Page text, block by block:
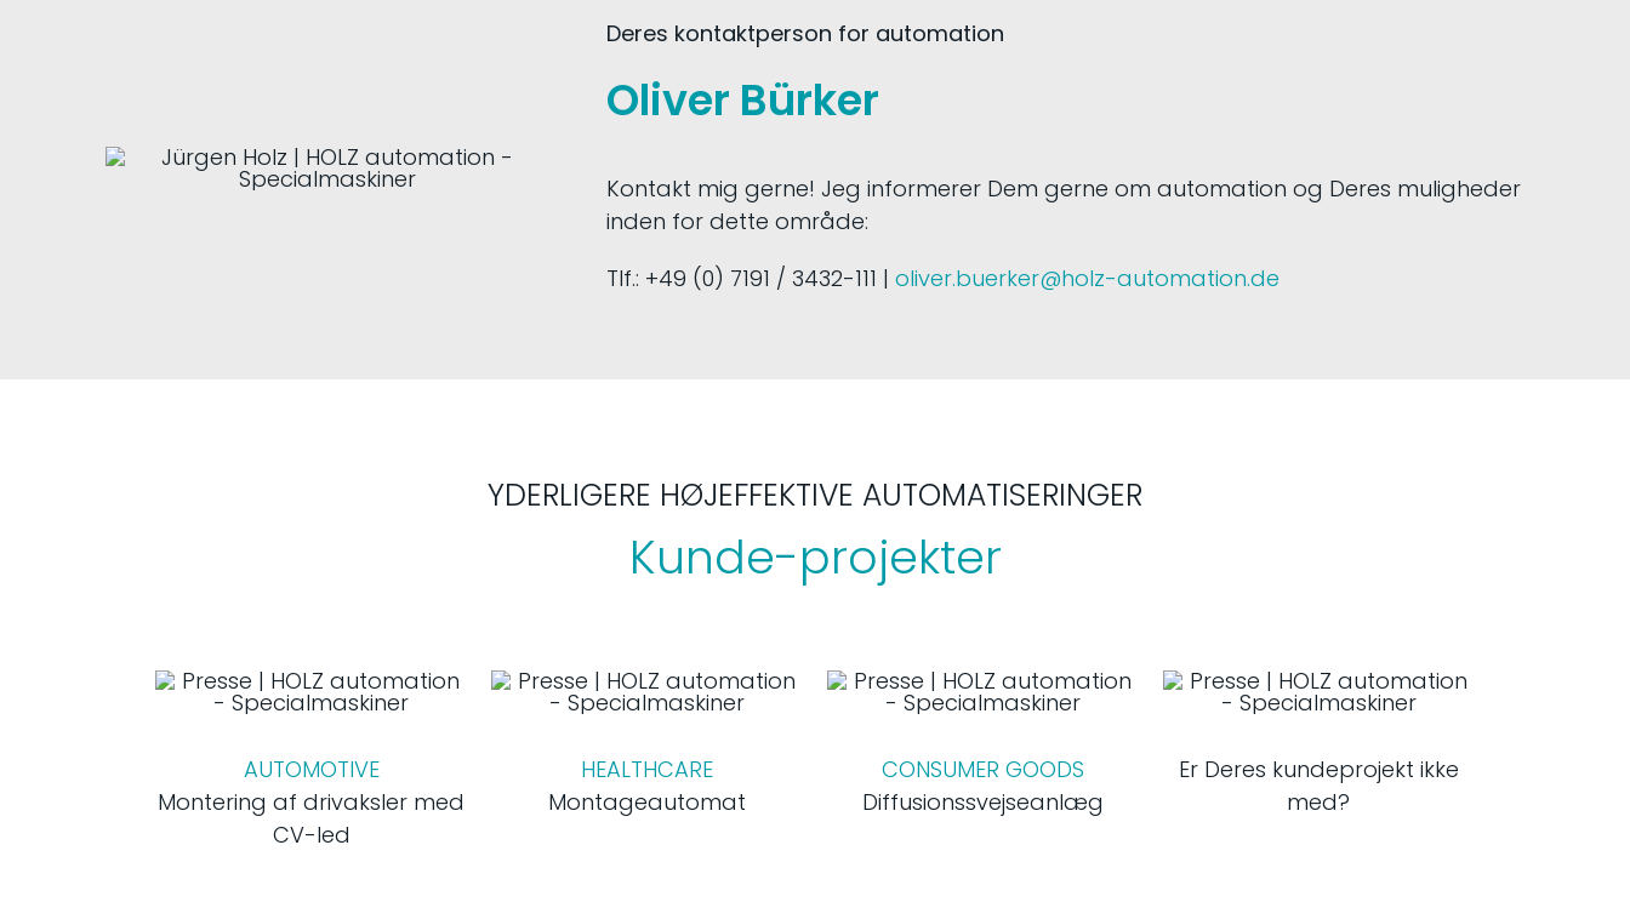
Deres kontaktperson for automation
Oliver Bürker
Kontakt mig gerne! Jeg informerer Dem gerne om automation og Deres muligheder
inden for dette område:
Tlf.: +49 (0) 7191 / 3432-111 |oliver.buerker@holz-automation.de
YDERLIGERE HØJEFFEKTIVE AUTOMATISERINGER
Kunde-projekter
AUTOMOTIVE
Montering af drivaksler med
CV-led
HEALTHCARE
Montageautomat
CONSUMER GOODS
Diffusionssvejseanlæg
Er Deres kundeprojekt ikke
med?